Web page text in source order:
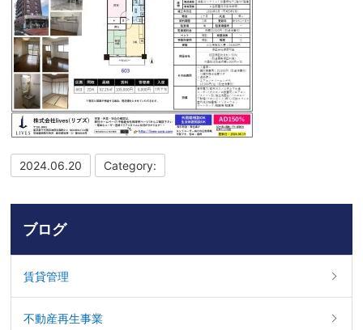
2024.06.20 Category:
ブログ
賃貸管理
不動産再生事業